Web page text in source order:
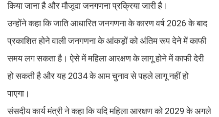
किया जाना है और मौजूदा जनगणना प्रक्रिया जारी है।
उन्होंने कहा कि जाति आधारित जनगणना के कारण वर्ष 2026 के बाद
प्रकाशित होने वाली जनगणना के आंकड़ों को अंतिम रूप देने में काफी
समय लग सकता है। ऐसे में महिला आरक्षण के लागू होने में काफी देरी
हो सकती है और यह 2034 के आम चुनाव से पहले लागू नहीं हो
पाएगा।
संसदीय कार्य मंत्री ने कहा कि यदि महिला आरक्षण को 2029 के अगले